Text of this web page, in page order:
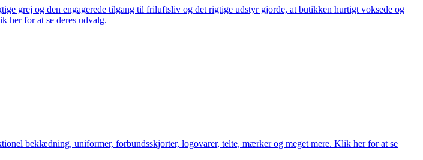
grej og den engagerede tilgang til friluftsliv og det rigtige udstyr gjorde, at butikken hurtigt voksede og
her for at se deres udvalg.
beklædning, uniformer, forbundsskjorter, logovarer, telte, mærker og meget mere. Klik her for at se